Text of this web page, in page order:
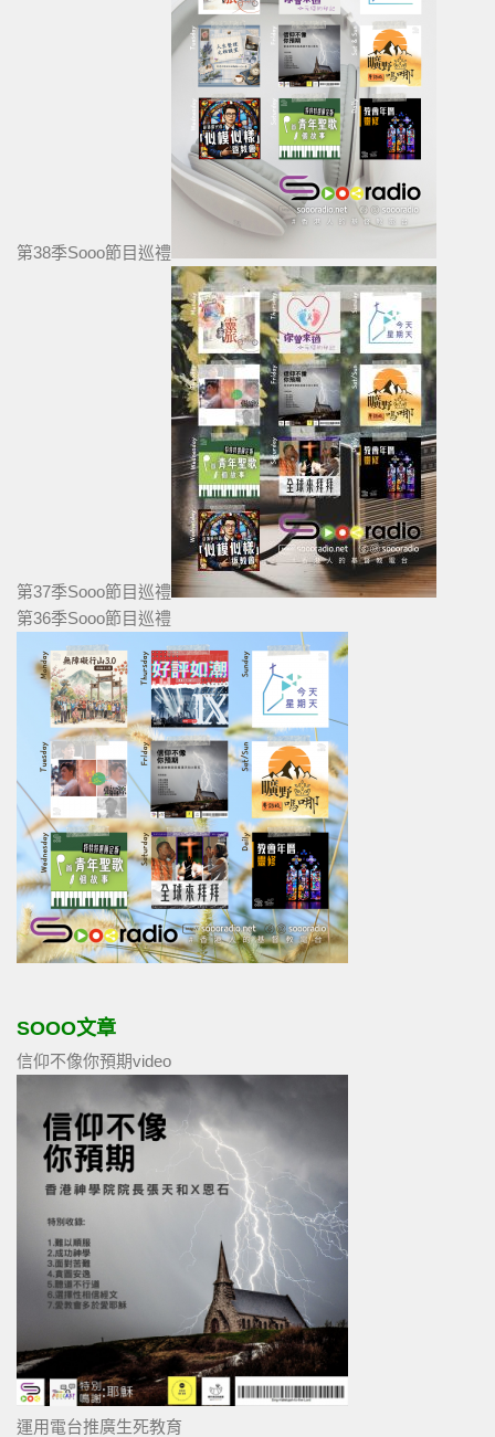
第38季Sooo節目巡禮
第37季Sooo節目巡禮
第36季Sooo節目巡禮
SOOO文章
信仰不像你預期video
運用電台推廣生死教育